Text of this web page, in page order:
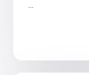
...